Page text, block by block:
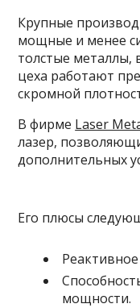
Крупные
мощные и менее
толстые металлы,
цеха работают
скромной
В фирме Laser
лазер,
дополнительных
Его плюсы
мощности.